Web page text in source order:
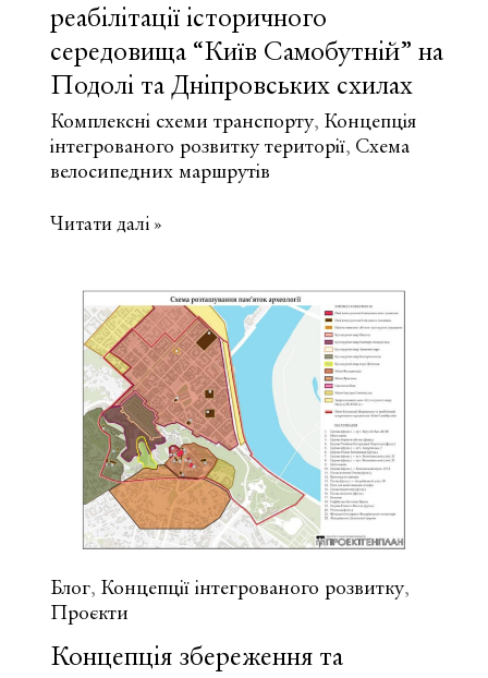
реабілітації історичного
середовища “Київ Самобутній” на
Подолі та Дніпровських схилах
Комплексні схеми транспорту, Концепція
інтегрованого розвитку території, Схема
велосипедних маршрутів
Концепція
історичного
середовища
“Київ
Самобутній”
Подолі
Дніпровських
схилах
Читати далі »
Блог, Концепції інтегрованого розвитку,
Проєкти
Концепція збереження та